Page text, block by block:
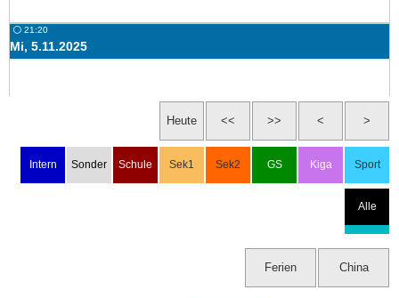
⚪ 21:20
Mi, 5.11.2025
18:00 Uhr: St. Martin